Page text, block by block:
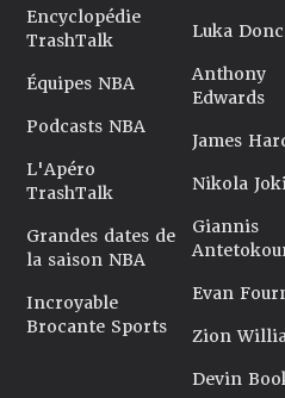
Encyclopédie
TrashTalk
Équipes NBA
Podcasts NBA
L'Apéro
TrashTalk
Grandes dates de
la saison NBA
Incroyable
Brocante Sports
Luka
Anthony
Edwards
James
Nikola
Giannis
Evan
Zion
Devin